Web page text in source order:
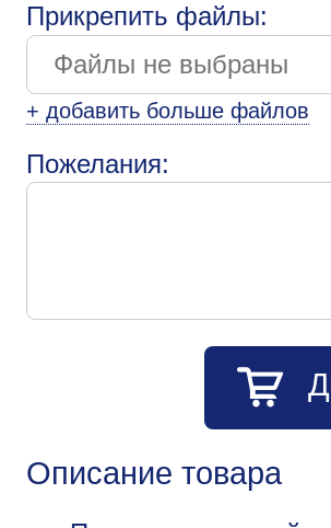
Прикрепить файлы:
+ добавить больше файлов
Пожелания:
Описание товара